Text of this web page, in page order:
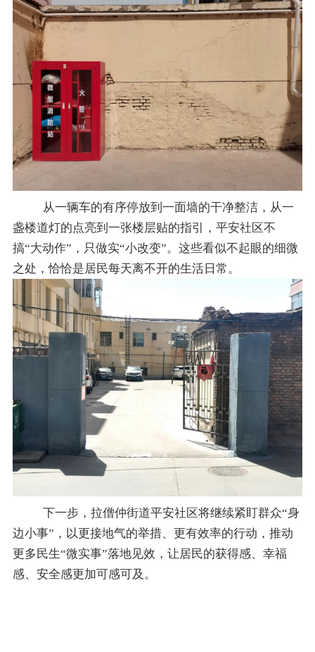
从一辆车的有序停放到一面墙的干净整洁，从一
盏楼道灯的点亮到一张楼层贴的指引，平安社区不
搞“大动作”，只做实“小改变”。这些看似不起眼的细微
之处，恰恰是居民每天离不开的生活日常。
下一步，拉僧仲街道平安社区将继续紧盯群众“身
边小事”，以更接地气的举措、更有效率的行动，推动
更多民生“微实事”落地见效，让居民的获得感、幸福
感、安全感更加可感可及。